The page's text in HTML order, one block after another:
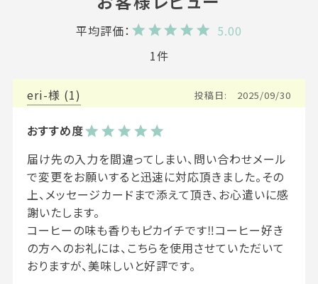
5.00
1
eri- 1 投稿日 2025/09/30
届け先の入力を間違ってしまい、問い合わせメール
で変更をお願いすると迅速に対応頂きました。その
上、メッセージカードまで添えて頂き、お心遣いに感
謝いたします。
コーヒーの味も香りもピカイチです‼コーヒー好き
の方へのお礼には、こちらを使用させていただいて
おりますが、美味しいと好評です。